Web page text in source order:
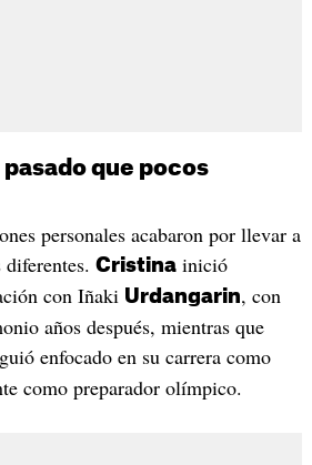
que pocos
personales acabaron por llevar a
Cristinainició
con Iñaki Urdangarin, con
años después, mientras que
enfocado en su carrera como
como preparador olímpico.